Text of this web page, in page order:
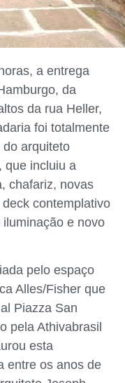
a entrega
da
da rua Heller,
foi totalmente
arquiteto
que incluiu a
chafariz, novas
contemplativo
e novo
pelo espaço
Alles/Fisher que
Piazza San
pela Athivabrasil
esta
entre os anos de